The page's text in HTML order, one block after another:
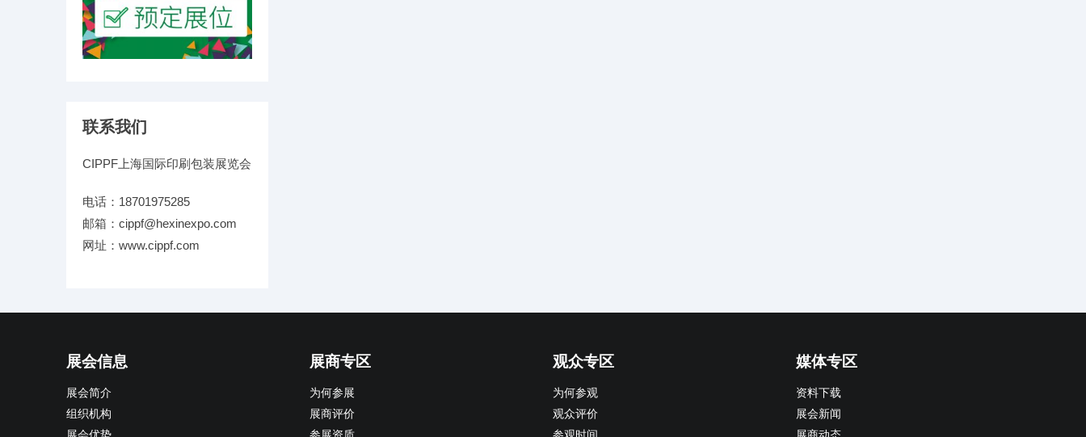
联系我们
CIPPF上海国际印刷包装展览会
电话：18701975285
邮箱：cippf@hexinexpo.com
网址：www.cippf.com
展会信息
展会简介
组织机构
展商专区
为何参展
展商评价
观众专区
为何参观
观众评价
媒体专区
资料下载
展会新闻